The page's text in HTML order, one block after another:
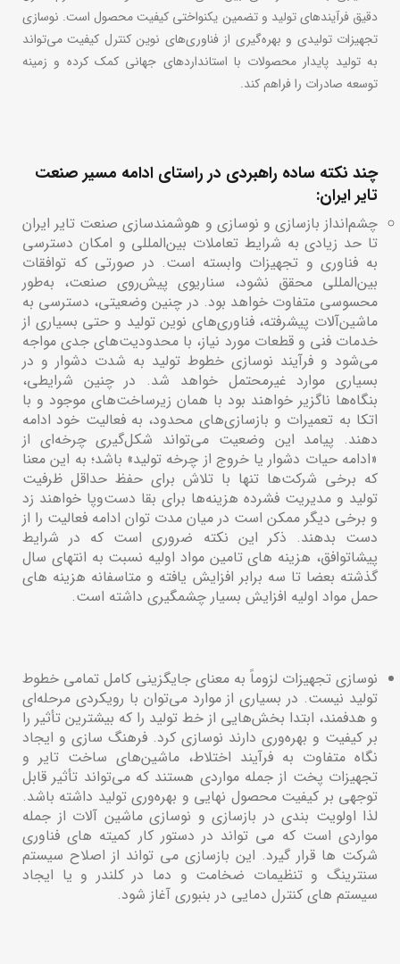
دقیق فرآیندهای تولید و تضمین یکنواختی کیفیت محصول است. نوسازی
تجهیزات تولیدی و بهره‌گیری از فناوری‌های نوین کنترل کیفیت می‌تواند
به تولید پایدار محصولات با استانداردهای جهانی کمک کرده و زمینه
توسعه صادرات را فراهم کند.
چند نکته ساده راهبردی در راستای ادامه مسیر صنعت
تایر ایران:
چشم‌انداز بازسازی و نوسازی و هوشمندسازی صنعت تایر ایران
تا حد زیادی به شرایط تعاملات بین‌المللی و امکان دسترسی
به فناوری و تجهیزات وابسته است. در صورتی که توافقات
بین‌المللی محقق نشود، سناریوی پیش‌روی صنعت، به‌طور
محسوسی متفاوت خواهد بود. در چنین وضعیتی، دسترسی به
ماشین‌آلات پیشرفته، فناوری‌های نوین تولید و حتی بسیاری از
خدمات فنی و قطعات مورد نیاز، با محدودیت‌های جدی مواجه
می‌شود و فرآیند نوسازی خطوط تولید به شدت دشوار و در
بسیاری موارد غیرمحتمل خواهد شد. در چنین شرایطی،
بنگاه‌ها ناگزیر خواهند بود با همان زیرساخت‌های موجود و با
اتکا به تعمیرات و بازسازی‌های محدود، به فعالیت خود ادامه
دهند. پیامد این وضعیت می‌تواند شکل‌گیری چرخه‌ای از
«ادامه حیات دشوار یا خروج از چرخه تولید» باشد؛ به این معنا
که برخی شرکت‌ها تنها با تلاش برای حفظ حداقل ظرفیت
تولید و مدیریت فشرده هزینه‌ها برای بقا دست‌وپا خواهند زد
و برخی دیگر ممکن است در میان مدت توان ادامه فعالیت را از
دست بدهند. ذکر این نکته ضروری است که در شرایط
پیشاتوافق، هزینه های تامین مواد اولیه نسبت به انتهای سال
گذشته بعضا تا سه برابر افزایش یافته و متاسفانه هزینه های
حمل مواد اولیه افزایش بسیار چشمگیری داشته است.
نوسازی تجهیزات لزوماً به معنای جایگزینی کامل تمامی خطوط
تولید نیست. در بسیاری از موارد می‌توان با رویکردی مرحله‌ای
و هدفمند، ابتدا بخش‌هایی از خط تولید را که بیشترین تأثیر را
بر کیفیت و بهره‌وری دارند نوسازی کرد. فرهنگ سازی و ایجاد
نگاه متفاوت به فرآیند اختلاط، ماشین‌های ساخت تایر و
تجهیزات پخت از جمله مواردی هستند که می‌تواند تأثیر قابل
توجهی بر کیفیت محصول نهایی و بهره‌وری تولید داشته باشد.
لذا اولویت بندی در بازسازی و نوسازی ماشین آلات از جمله
مواردی است که می تواند در دستور کار کمیته های فناوری
شرکت ها قرار گیرد. این بازسازی می تواند از اصلاح سیستم
سنترینگ و تنظیمات ضخامت و دما در کلندر و یا ایجاد
سیستم های کنترل دمایی در بنبوری آغاز شود.